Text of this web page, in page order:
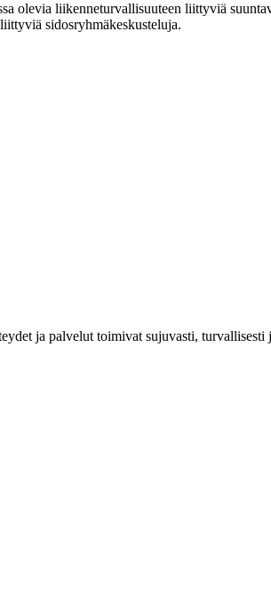
olevia liikenneturvallisuuteen liittyviä
sidosryhmäkeskusteluja.
ja palvelut toimivat sujuvasti,